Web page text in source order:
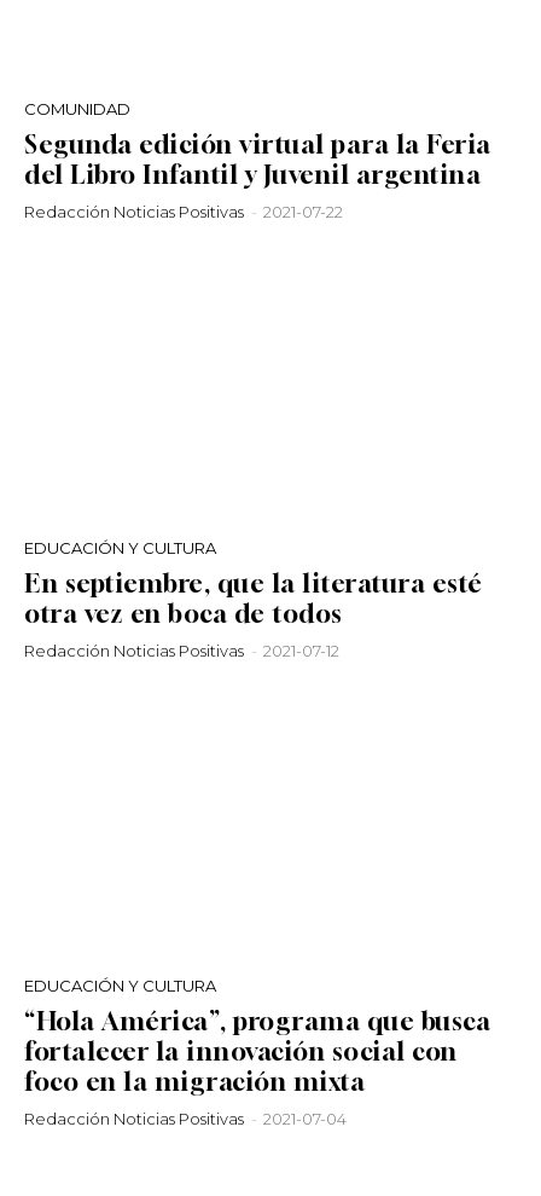
COMUNIDAD
Segunda edición virtual para la Feria
del Libro Infantil y Juvenil argentina
Redacción Noticias Positivas - 2021-07-22
EDUCACIÓN Y CULTURA
En septiembre, que la literatura esté
otra vez en boca de todos
Redacción Noticias Positivas - 2021-07-12
EDUCACIÓN Y CULTURA
“Hola América”, programa que busca
fortalecer la innovación social con
foco en la migración mixta
Redacción Noticias Positivas - 2021-07-04